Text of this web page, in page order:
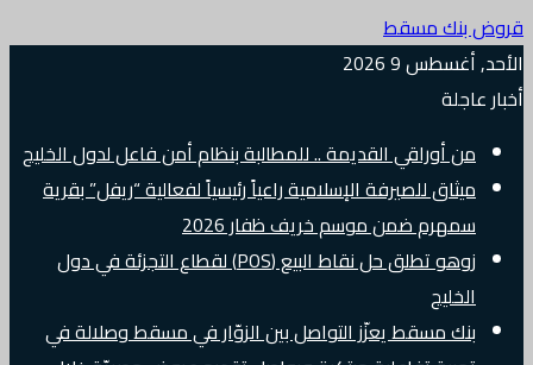
قروض بنك مسقط
الأحد, أغسطس 9 2026
أخبار عاجلة
من أوراقي القديمة .. للمطالبة بنظام أمن فاعل لدول الخليج
ميثاق للصيرفة الإسلامية راعياً رئيسياً لفعالية “ريفل” بقرية
سمهرم ضمن موسم خريف ظفار 2026
زوهو تطلق حل نقاط البيع (POS) لقطاع التجزئة في دول
الخليج
بنك مسقط يعزّز التواصل بين الزوّار في مسقط وصلالة في